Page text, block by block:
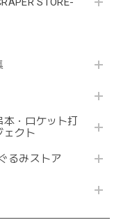
・ロケット打
ェクト
るみストア